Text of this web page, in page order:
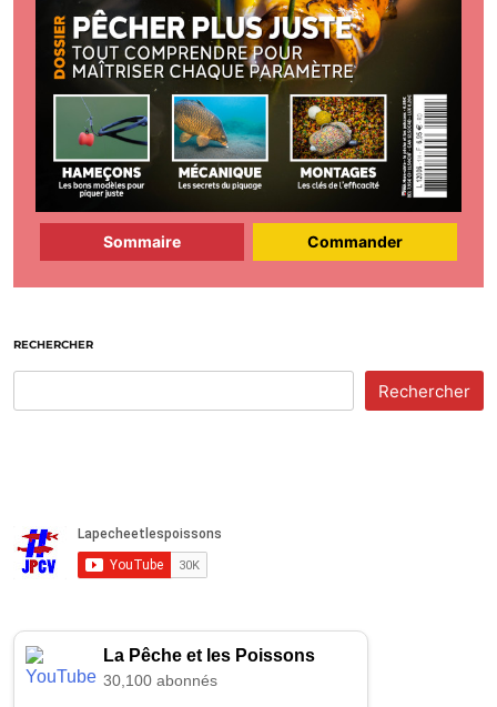
Sommaire Commander
RECHERCHER
Rechercher
La Pêche et les Poissons
30,100 abonnés